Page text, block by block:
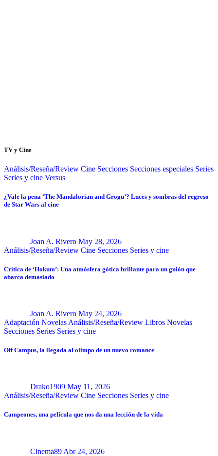
TV y Cine
Análisis/Reseña/Review Cine Secciones Secciones especiales Series
Series y cine Versus
¿Vale la pena ‘The Mandalorian and Grogu’? Luces y sombras del regreso
de Star Wars al cine
Joan A. Rivero May 28, 2026
Análisis/Reseña/Review Cine Secciones Series y cine
Crítica de ‘Hokum’: Una atmósfera gótica brillante para un guión que
abarca demasiado
Joan A. Rivero May 24, 2026
Adaptación Novelas Análisis/Reseña/Review Libros Novelas
Secciones Series Series y cine
Off Campus, la llegada al olimpo de un nuevo romance
Drako1909 May 11, 2026
Análisis/Reseña/Review Cine Secciones Series y cine
Campeones, una película que nos da una lección de la vida
Cinema89 Abr 24, 2026